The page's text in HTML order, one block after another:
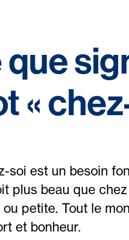
que
«
soi est un besoin
plus beau que
petite. Tout le
et bonheur.